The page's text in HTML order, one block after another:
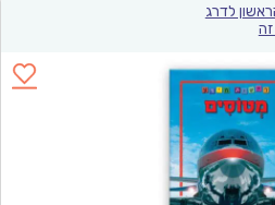
לדרג